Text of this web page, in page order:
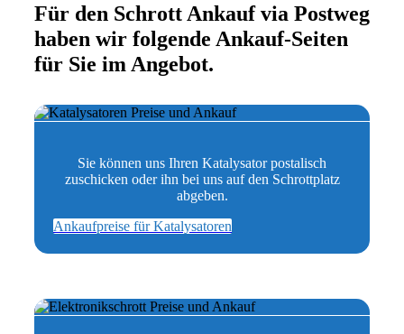
Für den Schrott Ankauf via Postweg
haben wir folgende Ankauf-Seiten
für Sie im Angebot.
Sie können uns Ihren Katalysator postalisch
zuschicken oder ihn bei uns auf den Schrottplatz
abgeben.
Ankaufpreise für Katalysatoren